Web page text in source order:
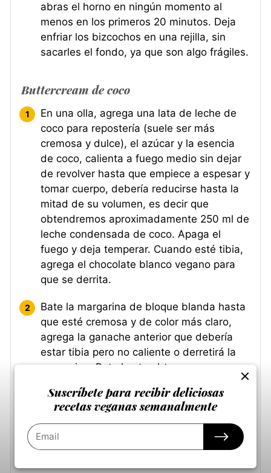
abras el horno en ningún momento al
menos en los primeros 20 minutos. Deja
enfriar los bizcochos en una rejilla, sin
sacarles el fondo, ya que son algo frágiles.
Buttercream de coco
En una olla, agrega una lata de leche de
coco para repostería (suele ser más
cremosa y dulce), el azúcar y la esencia
de coco, calienta a fuego medio sin dejar
de revolver hasta que empiece a espesar y
tomar cuerpo, debería reducirse hasta la
mitad de su volumen, es decir que
obtendremos aproximadamente 250 ml de
leche condensada de coco. Apaga el
fuego y deja temperar. Cuando esté tibia,
agrega el chocolate blanco vegano para
que se derrita.
Bate la margarina de bloque blanda hasta
que esté cremosa y de color más claro,
agrega la ganache anterior que debería
estar tibia pero no caliente o derretirá la
margarina. Bate hasta obtener una crema
demasiado suave, es porque la
temperatura ambiental es muy alta. Déjala
reposar 15 minutos en el refrigerador,
antes de ensamblar la torta.
Suscríbete para recibir deliciosas
recetas veganas semanalmente